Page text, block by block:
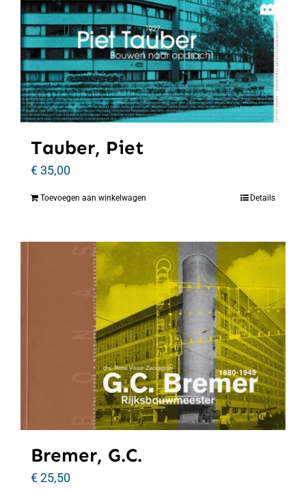
Tauber, Piet
€35,00
Toevoegen aan winkelwagen Details
Bremer, G.C.
€25,50